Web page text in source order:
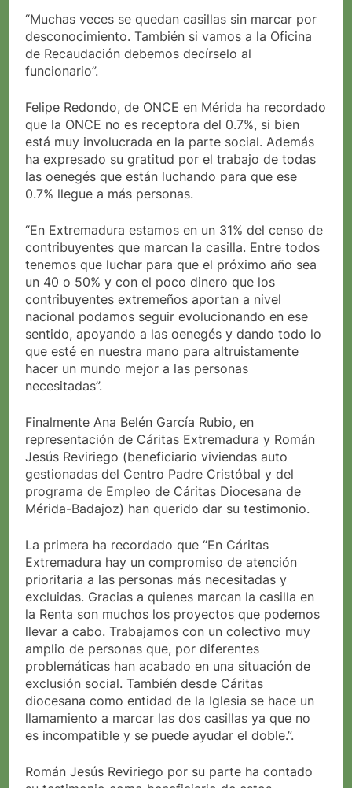
“Muchas veces se quedan casillas sin marcar por
desconocimiento. También si vamos a la Oficina
de Recaudación debemos decírselo al
funcionario”.
Felipe Redondo, de ONCE en Mérida ha recordado
que la ONCE no es receptora del 0.7%, si bien
está muy involucrada en la parte social. Además
ha expresado su gratitud por el trabajo de todas
las oenegés que están luchando para que ese
0.7% llegue a más personas.
“En Extremadura estamos en un 31% del censo de
contribuyentes que marcan la casilla. Entre todos
tenemos que luchar para que el próximo año sea
un 40 o 50% y con el poco dinero que los
contribuyentes extremeños aportan a nivel
nacional podamos seguir evolucionando en ese
sentido, apoyando a las oenegés y dando todo lo
que esté en nuestra mano para altruistamente
hacer un mundo mejor a las personas
necesitadas”.
Finalmente Ana Belén García Rubio, en
representación de Cáritas Extremadura y Román
Jesús Reviriego (beneficiario viviendas auto
gestionadas del Centro Padre Cristóbal y del
programa de Empleo de Cáritas Diocesana de
Mérida-Badajoz) han querido dar su testimonio.
La primera ha recordado que “En Cáritas
Extremadura hay un compromiso de atención
prioritaria a las personas más necesitadas y
excluidas. Gracias a quienes marcan la casilla en
la Renta son muchos los proyectos que podemos
llevar a cabo. Trabajamos con un colectivo muy
amplio de personas que, por diferentes
problemáticas han acabado en una situación de
exclusión social. También desde Cáritas
diocesana como entidad de la Iglesia se hace un
llamamiento a marcar las dos casillas ya que no
es incompatible y se puede ayudar el doble.”.
Román Jesús Reviriego por su parte ha contado